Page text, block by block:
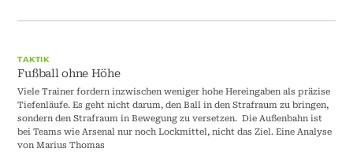
TAKTIK
Fußball ohne Höhe
Viele Trainer fordern inzwischen weniger hohe Hereingaben als präzise
Tiefenläufe. Es geht nicht darum, den Ball in den Strafraum zu bringen,
sondern den Strafraum in Bewegung zu versetzen. Die Außenbahn ist
bei Teams wie Arsenal nur noch Lockmittel, nicht das Ziel. Eine Analyse
von Marius Thomas